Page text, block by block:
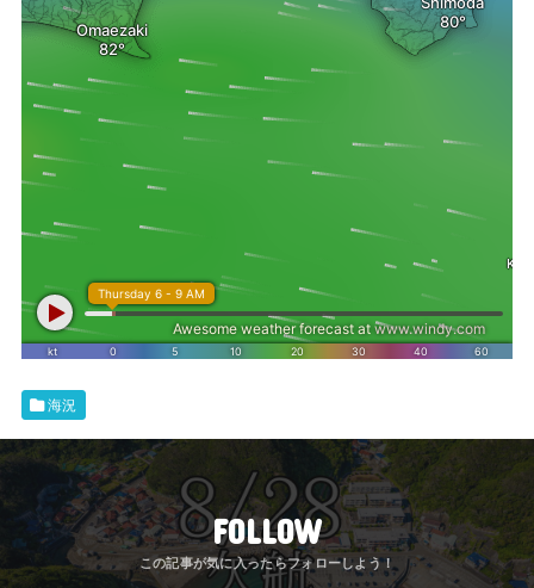
海況
FOLLOW